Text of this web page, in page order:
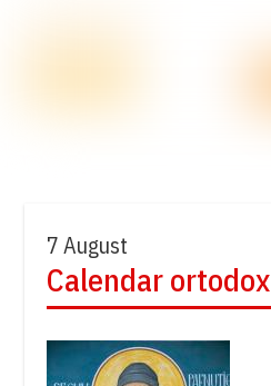
7 August
Calendar ortodox